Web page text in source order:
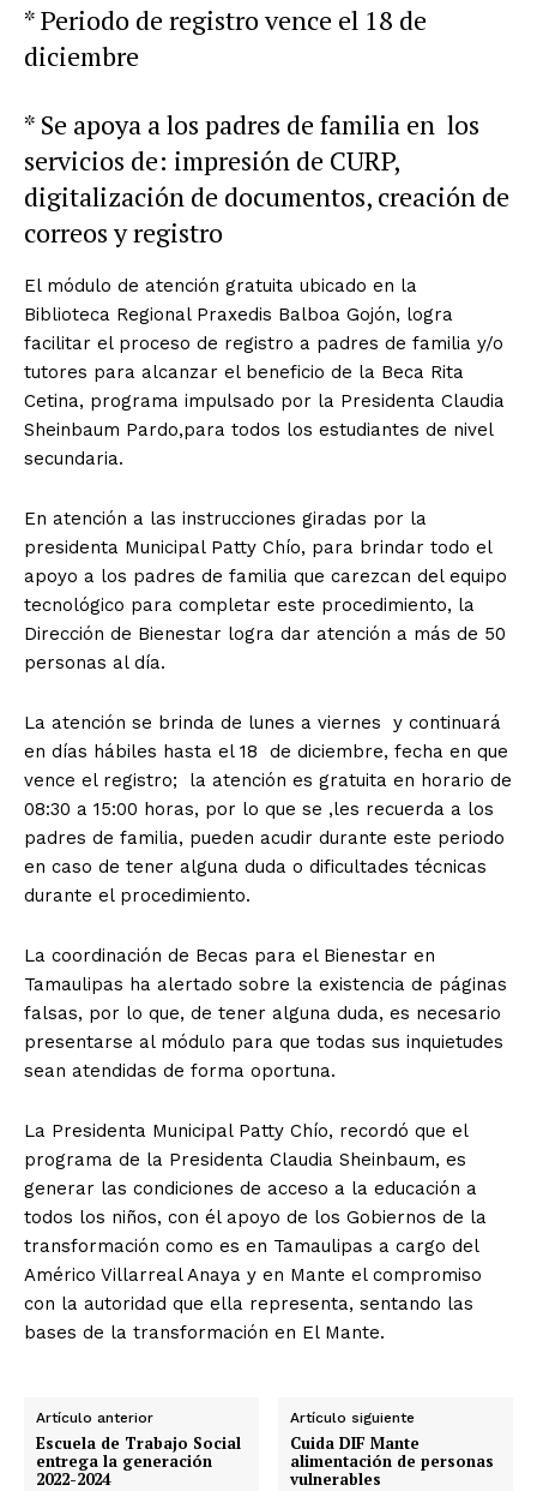
* Periodo de registro vence el 18 de
diciembre
* Se apoya a los padres de familia en los
servicios de: impresión de CURP,
digitalización de documentos, creación de
correos y registro
El módulo de atención gratuita ubicado en la
Biblioteca Regional Praxedis Balboa Gojón, logra
facilitar el proceso de registro a padres de familia y/o
tutores para alcanzar el beneficio de la Beca Rita
Cetina, programa impulsado por la Presidenta Claudia
Sheinbaum Pardo,para todos los estudiantes de nivel
secundaria.
En atención a las instrucciones giradas por la
presidenta Municipal Patty Chío, para brindar todo el
apoyo a los padres de familia que carezcan del equipo
tecnológico para completar este procedimiento, la
Dirección de Bienestar logra dar atención a más de 50
personas al día.
La atención se brinda de lunes a viernes y continuará
en días hábiles hasta el 18 de diciembre, fecha en que
vence el registro; la atención es gratuita en horario de
08:30 a 15:00 horas, por lo que se ,les recuerda a los
padres de familia, pueden acudir durante este periodo
en caso de tener alguna duda o dificultades técnicas
durante el procedimiento.
La coordinación de Becas para el Bienestar en
Tamaulipas ha alertado sobre la existencia de páginas
falsas, por lo que, de tener alguna duda, es necesario
presentarse al módulo para que todas sus inquietudes
sean atendidas de forma oportuna.
La Presidenta Municipal Patty Chío, recordó que el
programa de la Presidenta Claudia Sheinbaum, es
generar las condiciones de acceso a la educación a
todos los niños, con él apoyo de los Gobiernos de la
transformación como es en Tamaulipas a cargo del
Américo Villarreal Anaya y en Mante el compromiso
con la autoridad que ella representa, sentando las
bases de la transformación en El Mante.
Artículo anterior
Escuela de Trabajo Social
entrega la generación
2022-2024
Artículo siguiente
Cuida DIF Mante
alimentación de personas
vulnerables